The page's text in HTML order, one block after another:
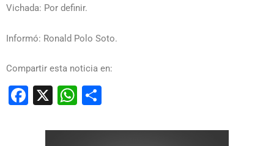
Vichada: Por definir.
Informó: Ronald Polo Soto.
Compartir esta noticia en:
Facebook
X WhatsApp